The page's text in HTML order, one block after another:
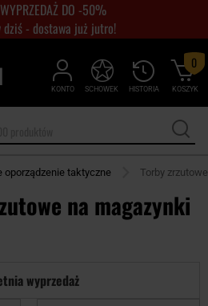
DO -50%
dziś - dostawa już jutro!
KONTO HISTORIA
SCHOWEK KOSZYK
0
oporządzenie taktyczne Torby zrzutowe
na magazynki
wyprzedaż